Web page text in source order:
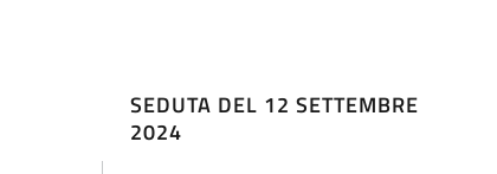
SEDUTA DEL 12 SETTEMBRE
2024